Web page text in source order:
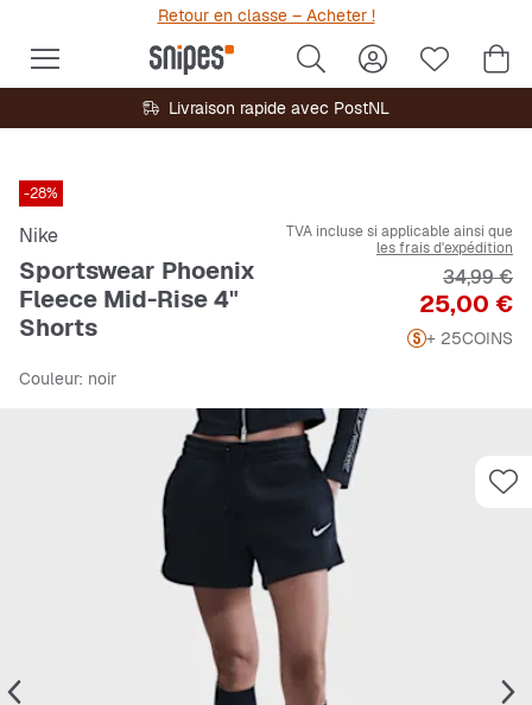
Retour en classe – Acheter !
Livraison rapide avec PostNL
-28%
Nike
Sportswear Phoenix
Fleece Mid-Rise 4"
Shorts
TVA incluse si applicable ainsi que
les frais d'expédition
Prix
25,00 €
Prix
34,99 €
+ 25COINS
Couleur: noir